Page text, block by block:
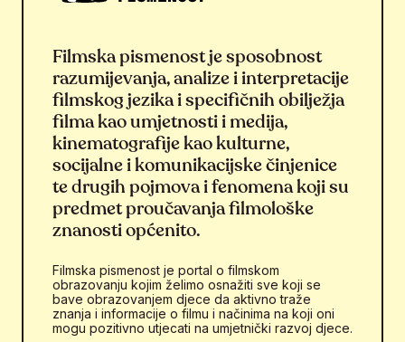
Filmska pismenost je sposobnost
razumijevanja, analize i interpretacije
filmskog jezika i specifičnih obilježja
filma kao umjetnosti i medija,
kinematografije kao kulturne,
socijalne i komunikacijske činjenice
te drugih pojmova i fenomena koji su
predmet proučavanja filmološke
znanosti općenito.
Filmska pismenost je portal o filmskom
obrazovanju kojim želimo osnažiti sve koji se
bave obrazovanjem djece da aktivno traže
znanja i informacije o filmu i načinima na koji oni
mogu pozitivno utjecati na umjetnički razvoj djece.